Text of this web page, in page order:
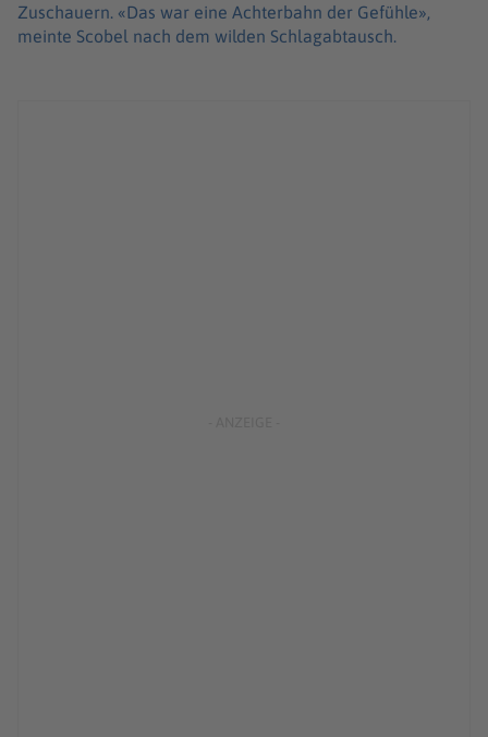
Zuschauern. «Das war eine Achterbahn der Gefühle»,
meinte Scobel nach dem wilden Schlagabtausch.